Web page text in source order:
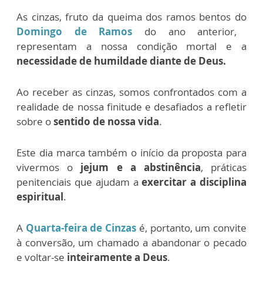
As cinzas, fruto da queima dos ramos bentos do
Domingo de Ramos do ano anterior,
representam a nossa condição mortal e a
necessidade de humildade diante de Deus.
Ao receber as cinzas, somos confrontados com a
realidade de nossa finitude e desafiados a refletir
sobre osentido de nossa vida.
Este dia marca também o início da proposta para
vivermos o jejum e a abstinência, práticas
penitenciais que ajudam aexercitar a disciplina
espiritual.
A Quarta-feira de Cinzas é, portanto, um convite
à conversão, um chamado a abandonar o pecado
e voltar-se inteiramente a Deus.